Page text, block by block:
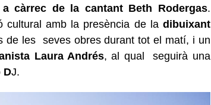
càrrec de la cantant Beth Rodergas.
cultural amb la presència de la dibuixant
de les seves obres durant tot el matí, i un
Laura Andrés, al qual seguirà una
DJ.